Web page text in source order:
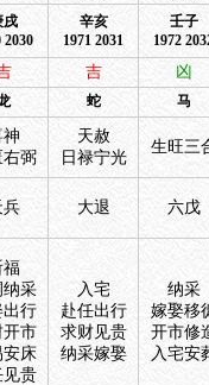
戌
2030
辛亥
1971 2031
壬子
1972
吉 凶
蛇 马
神
右弼
天赦
日禄宁光
生旺三
兵 大退 六戊
福
纳采
出行
开市
安床
见贵
入宅
赴任出行
求财见贵
纳采嫁娶
纳采
嫁娶移
开市修
入宅安